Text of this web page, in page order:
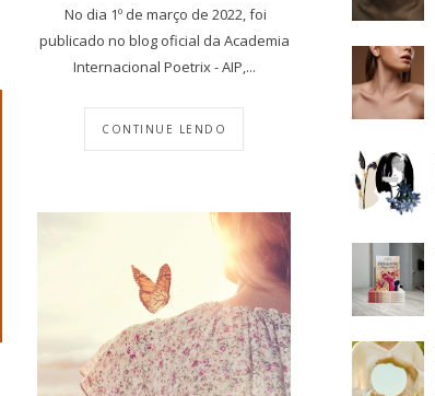
No dia 1º de março de 2022, foi
publicado no blog oficial da Academia
Internacional Poetrix - AIP,...
CONTINUE LENDO